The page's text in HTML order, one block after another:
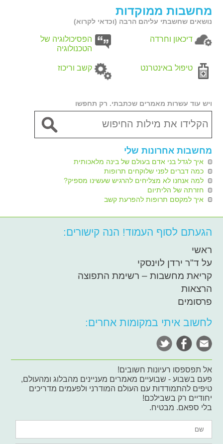
מחשבות ממוקדות
נושאים שחשבתי עליהם הרבה (וכדאי לקרוא)
דיכאון וחרדה
הפסיכולוגיה של
הטכנולוגיה
טיפול באינטרנט קשב וריכוז
ויש עוד עשרות מאמרים שכתבתי. רק תחפשו
מחשבות אחרונות שלי
איך לגדל בני אדם בעולם של בינה מלאכותית
כמה דברים לפני שלוקחים תרופות
למה אנחנו לא מצליחים להרגיש שעשינו מספיק?
חזרתה של הליתיום
איך למקסם תרופות להפרעת קשב
הגעתם לסוף העמוד! הנה קישורים:
ראשי
על ד"ר ירדן לוינסקי
קריאת מחשבות – רשימת התפוצה
הרצאות
פרסומים
לחשוב איתי במקומות אחרים:
אל תפספסו רעיונות חשובים!
פעם בשבוע - שבועיים מאמרים מעניינים מהבלוג ומהעולם,
טיפים להתמודדות עם העולם המודרני ולפעמים מדריכים
יחודיים רק בשבילכם!
בלי ספאם. מבטיח.